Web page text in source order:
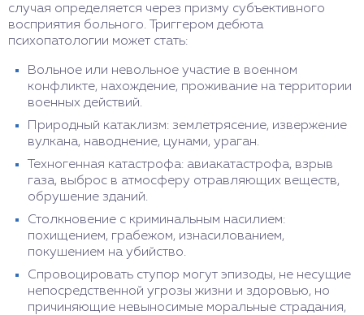
случая определяется через призму субъективного
восприятия больного. Триггером дебюта
психопатологии может стать:
Вольное или невольное участие в военном
конфликте, нахождение, проживание на территории
военных действий.
Природный катаклизм: землетрясение, извержение
вулкана, наводнение, цунами, ураган.
Техногенная катастрофа: авиакатастрофа, взрыв
газа, выброс в атмосферу отравляющих веществ,
обрушение зданий.
Столкновение с криминальным насилием:
похищением, грабежом, изнасилованием,
покушением на убийство.
Спровоцировать ступор могут эпизоды, не несущие
непосредственной угрозы жизни и здоровью, но
причиняющие невыносимые моральные страдания,